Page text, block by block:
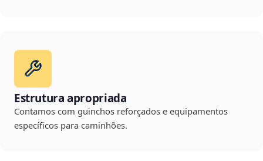
Estrutura apropriada
Contamos com guinchos reforçados e equipamentos
específicos para caminhões.